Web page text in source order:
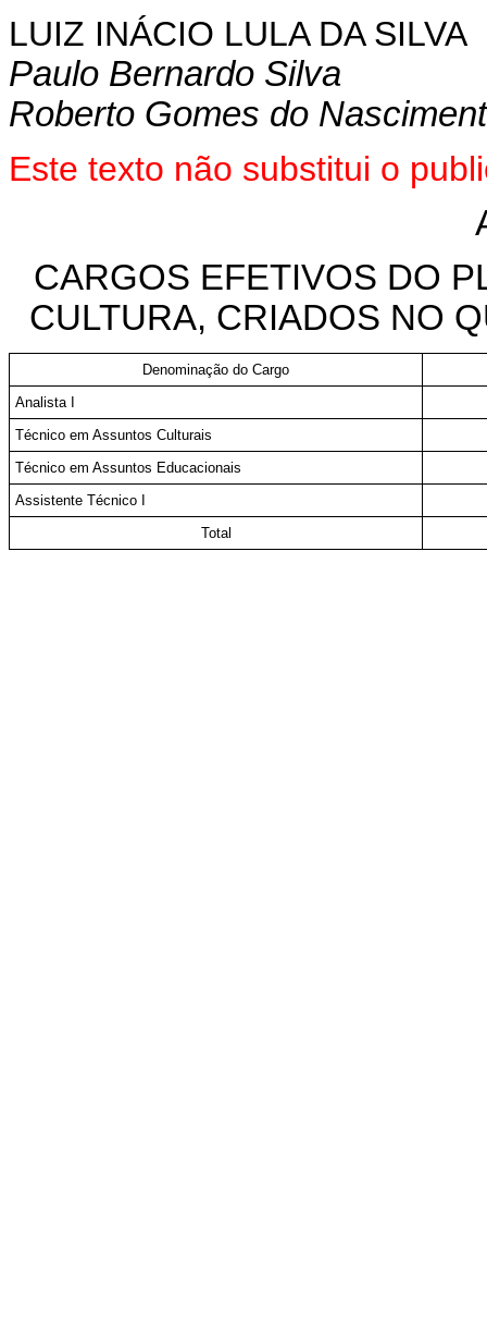
LUIZ INÁCIO LULA DA SILVA
Paulo Bernardo Silva
Roberto Gomes do
Este texto não substitui o
CARGOS EFETIVOS DO
CULTURA, CRIADOS NO
Denominação do Cargo
Analista I
Técnico em Assuntos Culturais
Técnico em Assuntos Educacionais
Assistente Técnico I
Total